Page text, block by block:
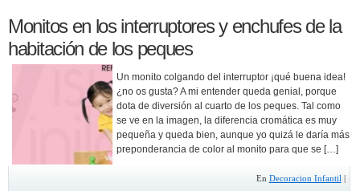
Monitos en los interruptores y enchufes de la
habitación de los peques
Un monito colgando del interruptor ¡qué buena idea!
¿no os gusta? A mi entender queda genial, porque
dota de diversión al cuarto de los peques. Tal como
se ve en la imagen, la diferencia cromática es muy
pequeña y queda bien, aunque yo quizá le daría más
preponderancia de color al monito para que se […]
En Decoracion Infantil